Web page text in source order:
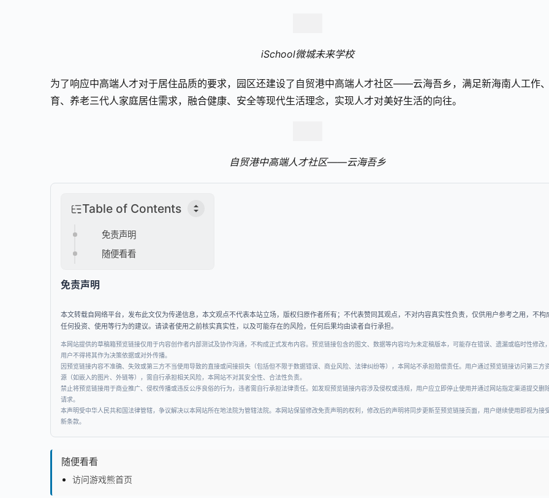
iSchool微城未来学校
为了响应中高端人才对于居住品质的要求，园区还建设了自贸港中高端人才社区——云海吾乡，满足新海南人工作
育、养老三代人家庭居住需求，融合健康、安全等现代生活理念，实现人才对美好生活的向往。
自贸港中高端人才社区——云海吾乡
Table of Contents
免责声明
随便看看
免责声明
本文转载自网络平台，发布此文仅为传递信息，本文观点不代表本站立场，版权归原作者所有；不代表赞同其观点，不对内容真实性负责，仅供用户参考之用，不构
任何投资、使用等行为的建议。请读者使用之前核实真实性，以及可能存在的风险，任何后果均由读者自行承担。
本网站提供的草稿箱预览链接仅用于内容创作者内部测试及协作沟通，不构成正式发布内容。预览链接包含的图文、数据等内容均为未定稿版本，可能存在错误、遗漏或临时性修改，
用户不得将其作为决策依据或对外传播。
因预览链接内容不准确、失效或第三方不当使用导致的直接或间接损失（包括但不限于数据错误、商业风险、法律纠纷等），本网站不承担赔偿责任。用户通过预览链接访问第三方
源（如嵌入的图片、外链等），需自行承担相关风险，本网站不对其安全性、合法性负责。
禁止将预览链接用于商业推广、侵权传播或违反公序良俗的行为，违者需自行承担法律责任。如发现预览链接内容涉及侵权或违规，用户应立即停止使用并通过网站指定渠道提交删
请求。
本声明受中华人民共和国法律管辖，争议解决以本网站所在地法院为管辖法院。本网站保留修改免责声明的权利，修改后的声明将同步更新至预览链接页面，用户继续使用即视为接
新条款。
随便看看
访问游戏熊首页